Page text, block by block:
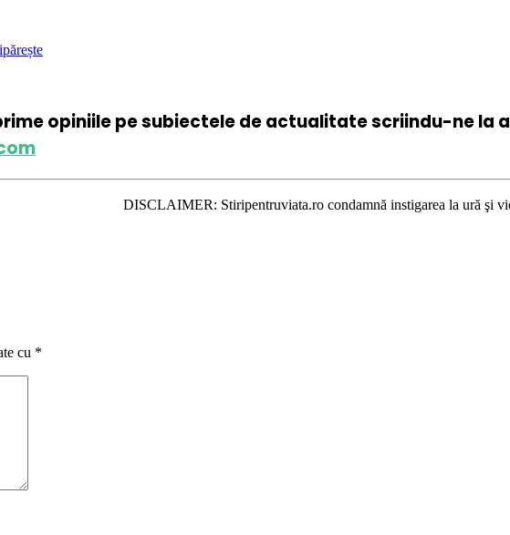
opiniile pe subiectele de actualitate scriindu-ne la
DISCLAIMER: Stiripentruviata.ro condamnă instigarea la ură şi violenţă.
cu *